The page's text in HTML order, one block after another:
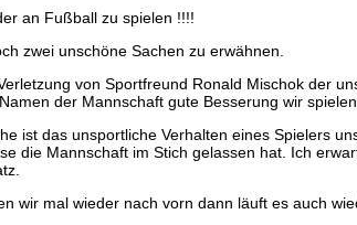
an Fußball zu spielen !!!!
zwei unschöne Sachen zu erwähnen.
von Sportfreund Ronald Mischok der
der Mannschaft gute Besserung wir
ist das unsportliche Verhalten eines Spielers
die Mannschaft im Stich gelassen hat. Ich
wir mal wieder nach vorn dann läuft es auch